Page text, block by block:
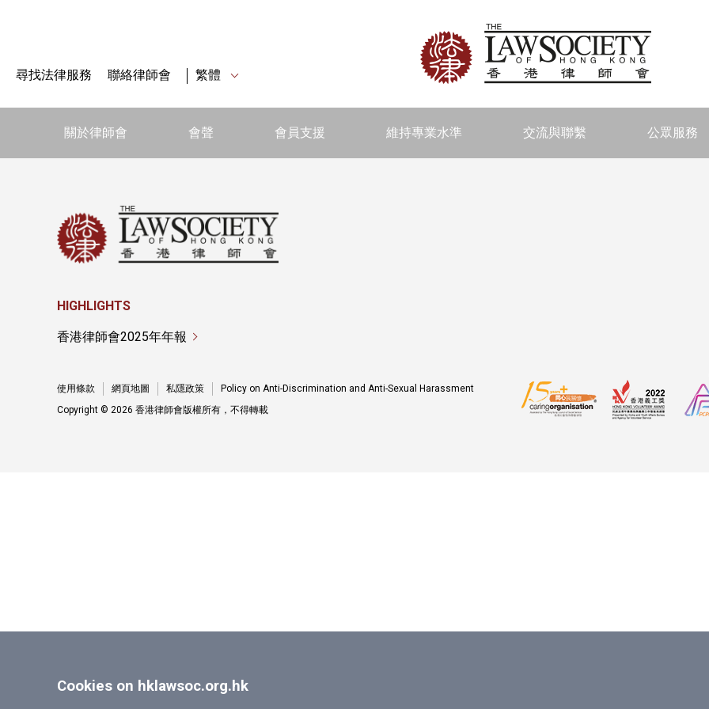
尋找法律服務 聯絡律師會 繁體
關於律師會 會聲 會員支援 維持專業水準 交流與聯繫 公眾服務
Cookies on hklawsoc.org.hk
HIGHLIGHTS
香港律師會2025年年報
使用條款 網頁地圖 私隱政策
Policy on Anti-Discrimination and Anti-Sexual Harassment
Copyright © 2026 香港律師會版權所有，不得轉載